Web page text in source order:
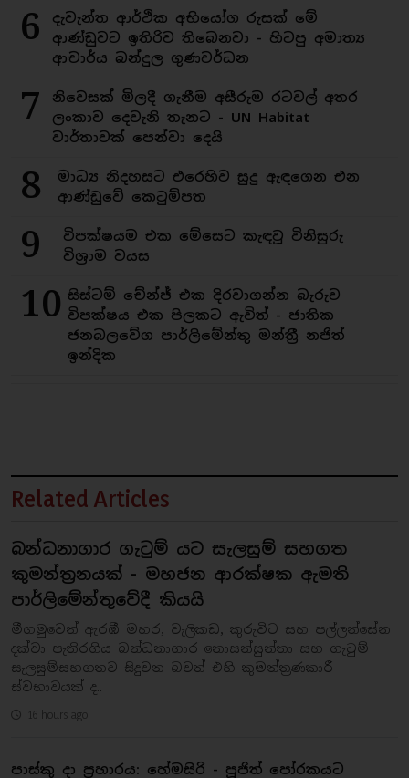
6
දැවැන්ත ආර්ථික අභියෝග රුසක් මේ
ආණ්ඩුවට ඉතිරිව තිබෙනවා - හිටපු අමාත්‍ය
ආචාර්ය බන්දුල ගුණවර්ධන
7
නිවෙසක් මිලදී ගැනීම අසීරුම රටවල් අතර
ලංකාව දෙවැනි තැනට - UN Habitat
වාර්තාවක් පෙන්වා දෙයි
8
මාධ්‍ය නිදහසට එරෙහිව සුදු ඇඳගෙන එන
ආණ්ඩුවේ කෙටුම්පත
9
විපක්ෂයම එක මේසෙට කැඳවූ විනිසුරු
විශ්‍රාම වයස
10 සිස්ටම් චේන්ජ් එක දිරවාගන්න බැරුව
විපක්ෂය එක පිලකට ඇවිත් - ජාතික
ජනබලවේග පාර්ලිමේන්තු මන්ත්‍රී නජිත්
ඉන්දික
Related Articles
බන්ධනාගාර ගැටුම් යට සැලසුම් සහගත
කුමන්ත්‍රනයක් - මහජන ආරක්ෂක ඇමති
පාර්ලිමේන්තුවේදී කියයි
මීගමුවෙන් ඇරඹී මහර, වැලිකඩ, කුරුවිට සහ පල්ලන්සේන
දක්වා පැතිරගිය බන්ධනාගාර නොසන්සුන්තා සහ ගැටුම්
සැලසුම්සහගතව සිදුවන බවත් එහි කුමන්ත්‍රණකාරී
ස්වභාවයක් ද..
16 hours ago
පාස්කු දා ප්‍රහාරය: හේමසිරි - පූජිත් පෝරකයට